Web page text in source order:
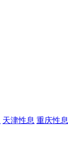
天津性息 重庆性息